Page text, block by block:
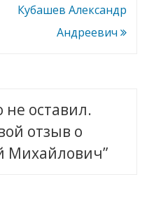
Кубашев Александр
Андреевич
не оставил.
отзыв о
Михайлович”